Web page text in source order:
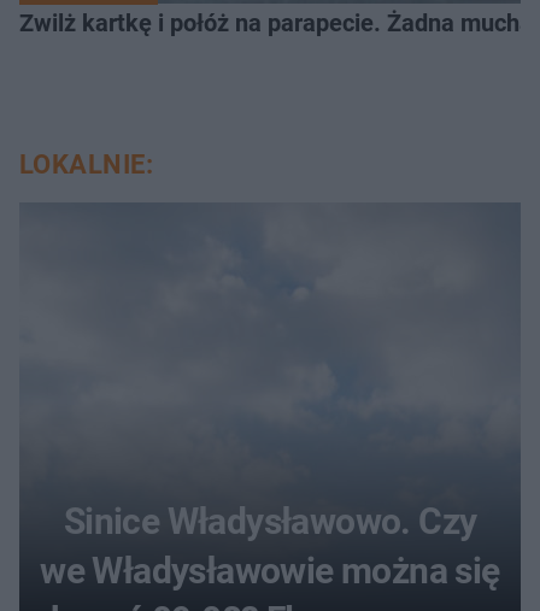
Zwilż kartkę i połóż na parapecie. Żadna
LOKALNIE:
Sinice Władysławowo. Czy
we Władysławowie można się